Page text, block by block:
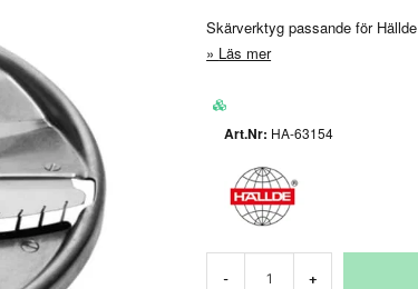
Skärverktyg passande för
Läs mer
HA-63154
- +